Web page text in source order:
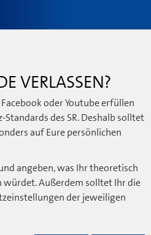
VERLASSEN?
oder Youtube erfüllen
des SR. Deshalb solltet
auf Eure persönlichen
angeben, was Ihr theoretisch
Außerdem solltet Ihr die
der jeweiligen